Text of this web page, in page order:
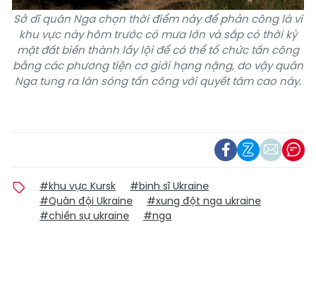
Sở dĩ quân Nga chọn thời điểm này để phản công là vì
khu vực này hôm trước có mưa lớn và sắp có thời kỳ
mặt đất biến thành lầy lội để có thể tổ chức tấn công
bằng các phương tiện cơ giới hạng nặng, do vậy quân
Nga tung ra làn sóng tấn công với quyết tâm cao này.
#khu vực Kursk
#binh sĩ Ukraine
#Quân đội Ukraine
#xung đột nga ukraine
#chiến sự ukraine
#nga